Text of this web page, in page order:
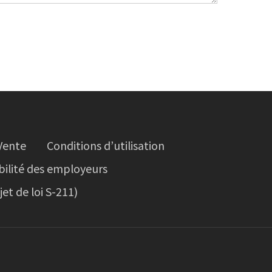
Conditions d’utilisation
des employeurs
de loi S-211)